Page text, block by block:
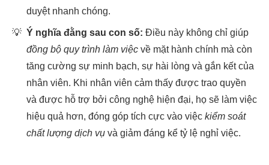
duyệt nhanh chóng.
💡 Ý nghĩa đằng sau con số: Điều này không chỉ giúp
đồng bộ quy trình làm việc về mặt hành chính mà còn
tăng cường sự minh bạch, sự hài lòng và gắn kết của
nhân viên. Khi nhân viên cảm thấy được trao quyền
và được hỗ trợ bởi công nghệ hiện đại, họ sẽ làm việc
hiệu quả hơn, đóng góp tích cực vào việc kiểm soát
chất lượng dịch vụ và giảm đáng kể tỷ lệ nghỉ việc.